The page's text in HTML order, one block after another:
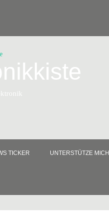
TICKER UNTERSTÜTZE MICH